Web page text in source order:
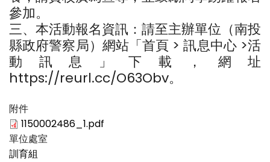
參加。
三、本活動報名資訊：請至主辦單位（南投
縣政府警察局）網站「首頁 > 訊息中心 >活
動訊息」下載，網址
https://reurl.cc/O63Obv。
附件
1150002486_1.pdf
單位處室
訓育組